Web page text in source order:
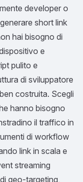
developer o
short link
hai bisogno di
e
pulito e
di sviluppatore
costruita. Scegli
hanno bisogno
il traffico in
di workflow
link in scala e
streaming
geo-targeting,